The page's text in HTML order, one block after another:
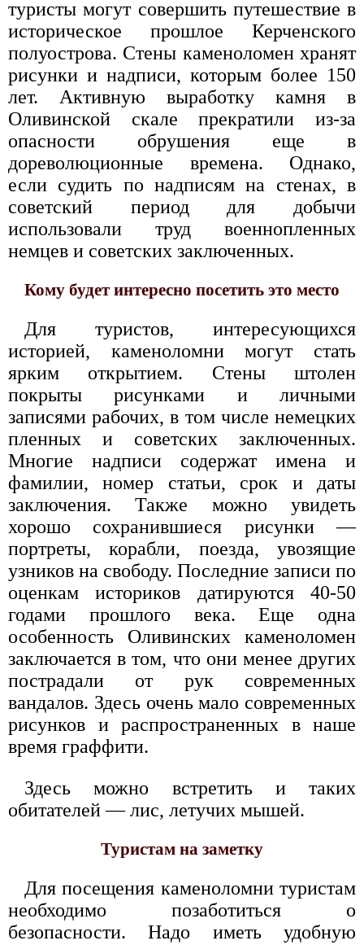
туристы могут совершить путешествие в
историческое прошлое Керченского
полуострова. Стены каменоломен хранят
рисунки и надписи, которым более 150
лет. Активную выработку камня в
Оливинской скале прекратили из-за
опасности обрушения еще в
дореволюционные времена. Однако,
если судить по надписям на стенах, в
советский период для добычи
использовали труд военнопленных
немцев и советских заключенных.
Кому будет интересно посетить это место
Для туристов, интересующихся
историей, каменоломни могут стать
ярким открытием. Стены штолен
покрыты рисунками и личными
записями рабочих, в том числе немецких
пленных и советских заключенных.
Многие надписи содержат имена и
фамилии, номер статьи, срок и даты
заключения. Также можно увидеть
хорошо сохранившиеся рисунки —
портреты, корабли, поезда, увозящие
узников на свободу. Последние записи по
оценкам историков датируются 40-50
годами прошлого века. Еще одна
особенность Оливинских каменоломен
заключается в том, что они менее других
пострадали от рук современных
вандалов. Здесь очень мало современных
рисунков и распространенных в наше
время граффити.
Здесь можно встретить и таких
обитателей — лис, летучих мышей.
Туристам на заметку
Для посещения каменоломни туристам
необходимо позаботиться о
безопасности. Надо иметь удобную